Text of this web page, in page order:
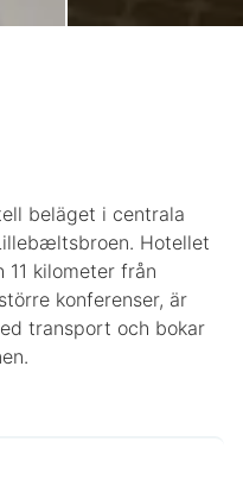
beläget i centrala
Hotellet
kilometer från
konferenser, är
transport och bokar